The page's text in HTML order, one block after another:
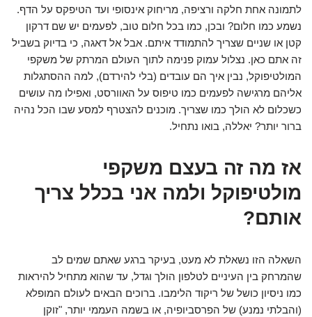
לתמונה אחת חלקה ורציפה, מריחוק אינסופי ועד הטיפקס על הדף.
נשמע כמו חלום? ובכן, כמו בכל חלום טוב, לפעמים יש שם דרקון
קטן או שניים שצריך להתמודד איתם. אבל אל דאגה, כי בדיוק בשביל
זה אתם כאן. נצלול עמוק פנימה לתוך העולם המרתק של משקפי
המולטיפוקל, נבין איך הם עובדים (בלי להירדם), למה ההסתגלות
אליהם מרגישה לפעמים כמו טיפוס על האוורסט, ואפילו מה עושים
כשכלום לא הולך כמו שצריך. מוכנים להצטרף למסע שבו הכל נהיה
ברור יותר? יאללה, בואו נתחיל.
אז מה זה בעצם משקפי
מולטיפוקל ולמה אני בכלל צריך
אותם?
השאלה הזו נשאלת לא מעט, בעיקר ברגע שאתם שמים לב
שהמרחק בין העיניים לטלפון הולך וגדל, עד שהוא מתחיל להיראות
כמו ניסיון כושל של ריקוד הלימבו. ברוכים הבאים לעולם המופלא
(והבלתי נמנע) של הפרסביופיה, או בשמה העממי יותר, "זוקן